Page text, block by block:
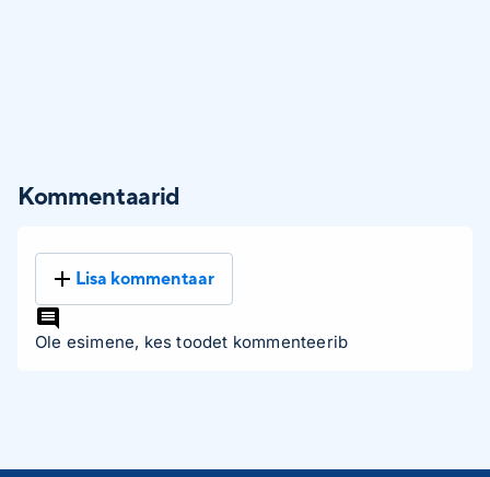
Kommentaarid
Lisa kommentaar
Ole esimene, kes toodet kommenteerib